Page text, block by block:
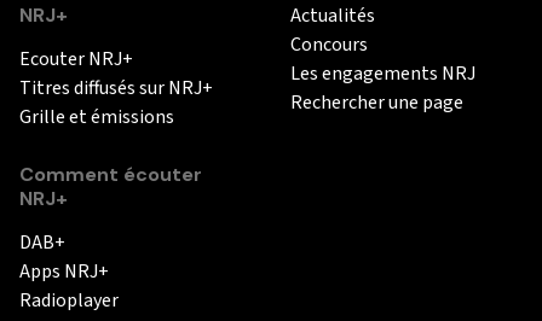
NRJ+
Ecouter NRJ+
Titres diffusés sur NRJ+
Grille et émissions
Comment écouter
NRJ+
DAB+
Apps NRJ+
Radioplayer
Actualités
Concours
Les engagements NRJ
Rechercher une page